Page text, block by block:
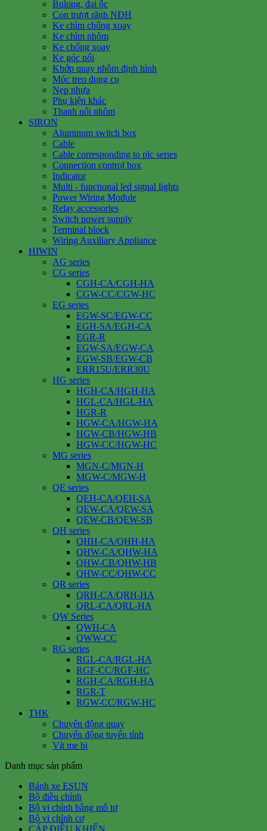
Bulong, đai ốc
Con trượt rãnh NĐH
Ke chìm chống xoay
Ke chìm nhôm
Ke chống xoay
Ke góc nổi
Khớp quay nhôm định hình
Móc treo dụng cụ
Nẹp nhựa
Phụ kiện khác
Thanh nối nhôm
SIRON
Aluminum switch box
Cable
Cable corresponding to plc series
Connection control box
Indicator
Multi - functional led signal lights
Power Wiring Module
Relay accessories
Switch power supply
Terminal block
Wiring Auxiliary Appliance
HIWIN
AG series
CG series
CGH-CA/CGH-HA
CGW-CC/CGW-HC
EG series
EGW-SC/EGW-CC
EGH-SA/EGH-CA
EGR-R
EGW-SA/EGW-CA
EGW-SB/EGW-CB
ERR15U/ERR30U
HG series
HGH-CA/HGH-HA
HGL-CA/HGL-HA
HGR-R
HGW-CA/HGW-HA
HGW-CB/HGW-HB
HGW-CC/HGW-HC
MG series
MGN-C/MGN-H
MGW-C/MGW-H
QE series
QEH-CA/QEH-SA
QEW-CA/QEW-SA
QEW-CB/QEW-SB
QH series
QHH-CA/QHH-HA
QHW-CA/QHW-HA
QHW-CB/QHW-HB
QHW-CC/QHW-CC
QR series
QRH-CA/QRH-HA
QRL-CA/QRL-HA
QW Series
QWH-CA
QWW-CC
RG series
RGL-CA/RGL-HA
RGF-CC/RGF-HC
RGH-CA/RGH-HA
RGR-T
RGW-CC/RGW-HC
THK
Chuyển động quay
Chuyển động tuyến tính
Vít me bi
Danh mục sản phẩm
Bánh xe ESUN
Bộ điều chỉnh
Bộ vi chỉnh bằng mô tơ
Bộ vi chỉnh cơ
CÁP ĐIỀU KHIỂN